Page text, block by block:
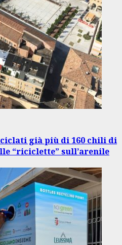
già più di 160 chili di
“riciclette” sull’arenile